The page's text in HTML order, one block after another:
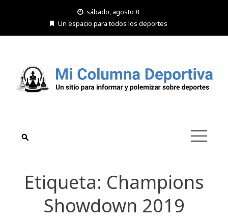
sábado, agosto 8
Un espacio para todos los deportes
Etiqueta: Champions
Showdown 2019